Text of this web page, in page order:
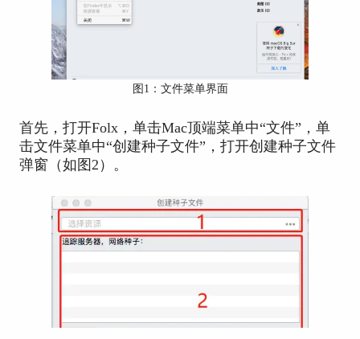
图1：文件菜单界面
首先，打开Folx，单击Mac顶端菜单中“文件”，单
击文件菜单中“创建种子文件”，打开创建种子文件
弹窗（如图2）。